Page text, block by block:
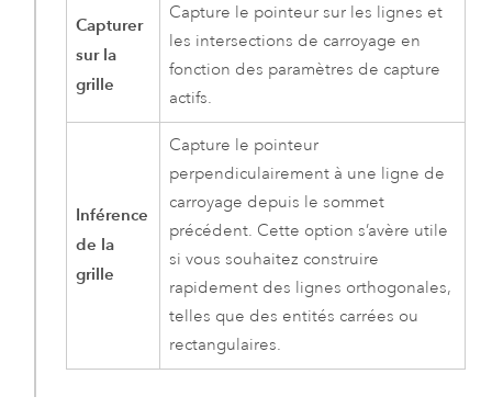
Capturer
sur la
grille
Capture le pointeur sur les lignes et
les intersections de carroyage en
fonction des paramètres de capture
actifs.
Inférence
de la
grille
Capture le pointeur
perpendiculairement à une ligne de
carroyage depuis le sommet
précédent. Cette option s’avère utile
si vous souhaitez construire
rapidement des lignes orthogonales,
telles que des entités carrées ou
rectangulaires.